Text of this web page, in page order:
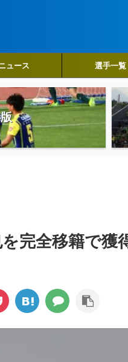
ュース 選手一覧
完全移籍で獲